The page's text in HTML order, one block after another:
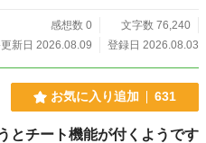
感想数 0
文字数 76,240
新日 2026.08.09
登録日 2026.08.03
お気に入り追加 631
とチート機能が付くようです